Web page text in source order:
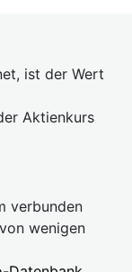
ist der Wert
Aktienkurs
verbunden
wenigen